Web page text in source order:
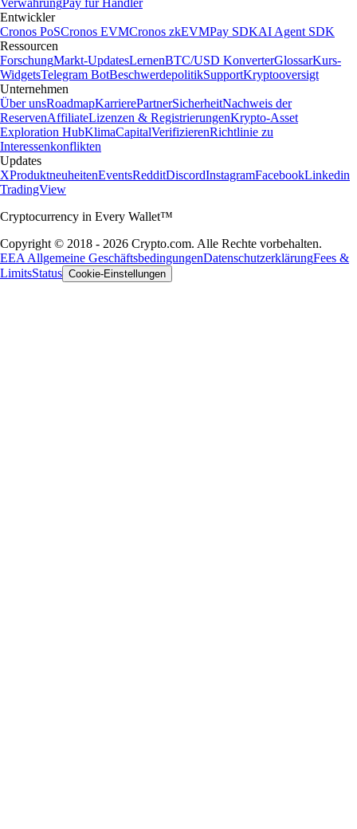
VerwahrungPay für Händler
Entwickler
Cronos PoSCronos EVMCronos zkEVMPay SDKAI Agent SDK
Ressourcen
ForschungMarkt-UpdatesLernenBTC/USD KonverterGlossarKurs-
WidgetsTelegram BotBeschwerdepolitikSupportKryptooversigt
Unternehmen
Über unsRoadmapKarrierePartnerSicherheitNachweis der
ReservenAffiliateLizenzen & RegistrierungenKrypto-Asset
Exploration HubKlimaCapitalVerifizierenRichtlinie zu
Interessenkonflikten
Updates
XProduktneuheitenEventsRedditDiscordInstagramFacebookLinkedin
TradingView
Cryptocurrency in Every Wallet™
Copyright © 2018 - 2026 Crypto.com. Alle Rechte vorbehalten.
EEA Allgemeine GeschäftsbedingungenDatenschutzerklärungFees &
LimitsStatus Cookie-Einstellungen